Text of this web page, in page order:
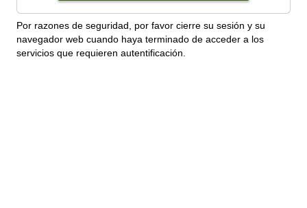
Por razones de seguridad, por favor cierre su sesión y su
navegador web cuando haya terminado de acceder a los
servicios que requieren autentificación.